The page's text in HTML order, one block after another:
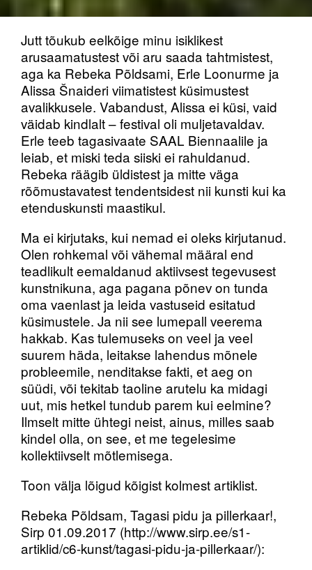
Jutt tõukub eelkõige minu isiklikest
arusaamatustest või aru saada tahtmistest,
aga ka Rebeka Põldsami, Erle Loonurme ja
Alissa Šnaideri viimatistest küsimustest
avalikkusele. Vabandust, Alissa ei küsi, vaid
väidab kindlalt – festival oli muljetavaldav.
Erle teeb tagasivaate SAAL Biennaalile ja
leiab, et miski teda siiski ei rahuldanud.
Rebeka räägib üldistest ja mitte väga
rõõmustavatest tendentsidest nii kunsti kui ka
etenduskunsti maastikul.
Ma ei kirjutaks, kui nemad ei oleks kirjutanud.
Olen rohkemal või vähemal määral end
teadlikult eemaldanud aktiivsest tegevusest
kunstnikuna, aga pagana põnev on tunda
oma vaenlast ja leida vastuseid esitatud
küsimustele. Ja nii see lumepall veerema
hakkab. Kas tulemuseks on veel ja veel
suurem häda, leitakse lahendus mõnele
probleemile, nenditakse fakti, et aeg on
süüdi, või tekitab taoline arutelu ka midagi
uut, mis hetkel tundub parem kui eelmine?
Ilmselt mitte ühtegi neist, ainus, milles saab
kindel olla, on see, et me tegelesime
kollektiivselt mõtlemisega.
Toon välja lõigud kõigist kolmest artiklist.
Rebeka Põldsam, Tagasi pidu ja pillerkaar!,
Sirp 01.09.2017 (http://www.sirp.ee/s1-
artiklid/c6-kunst/tagasi-pidu-ja-pillerkaar/):